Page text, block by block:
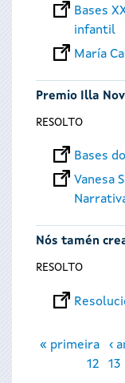
Bases
infantil
María
Premio Illa
RESOLTO
Bases
Vanesa
Nós tamén
RESOLTO
Páxinas
« primeira ‹
12
13